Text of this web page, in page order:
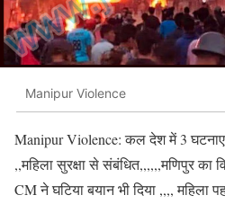
Manipur Violence
Manipur Violence: कल देश में 3 घटनाए
,,महिला सुरक्षा से संबंधित,,,,,,मणिपुर
CM ने घटिया बयान भी दिया ,,,, महिला